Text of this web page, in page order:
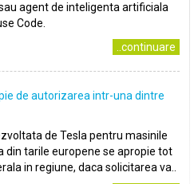
agent de inteligenta artificiala
Code.
..continuare
de autorizarea intr-una dintre
de Tesla pentru masinile
din tarile europene se apropie tot
in regiune, daca solicitarea va..